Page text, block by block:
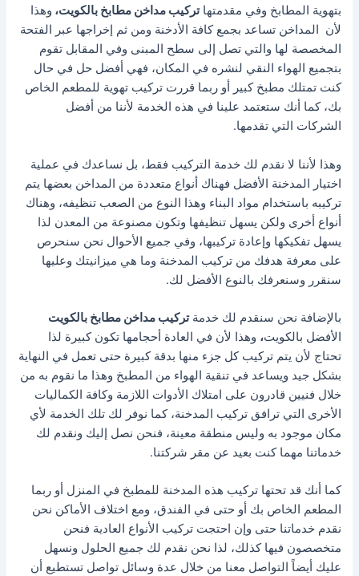
بتهوية المطابخ وفي مقدمتهاتركيب مداخن مطابخ بالكويت، وهذا
لأن المداخن تساعد بجمع كافة الأدخنة ومن ثم إخراجها عبر الفتحة
المخصصة لها والتي تصل إلى سطح المبنى وفي المقابل تقوم
بتجميع الهواء النقي لنشره في المكان، فهي أفضل حل في حال
كنت تمتلك مطبخ كبير أو ربما قررت تركيب تهوية للمطعم الخاص
بك، كما أنك ستعتمد علينا في هذه الخدمة لأننا من أفضل
الشركات التي تقدمها.
وهذا لأننا لا نقدم لك خدمة التركيب فقط، بل نساعدك في عملية
اختيار المدخنة الأفضل فهناك أنواع متعددة من المداخن بعضها يتم
تركيبه باستخدام مواد البناء وهذا النوع من الصعب تنظيفه، وهناك
أنواع أخرى ولكن يسهل تنظيفها وتكون مصنوعة من المعدن لذا
يسهل تفكيكها وإعادة تركيبها، وفي جميع الأحوال نحن سنحرص
على معرفة هدفك من تركيب المدخنة وما هي ميزانيتك وعليها
سنقرر وسنعرفك بالنوع الأفضل لك.
بالإضافة نحن سنقدم لك خدمةتركيب مداخن مطابخ بالكويت
الأفضل بالكويت، وهذا لأن في العادة أحجامها تكون كبيرة لذا
تحتاج لأن يتم تركيب كل جزء منها بدقة كبيرة حتى تعمل في النهاية
بشكل جيد ويساعد في تنقية الهواء من المطبخ وهذا ما نقوم به من
خلال فنيين قادرون على امتلاك الأدوات اللازمة وكافة الكماليات
الأخرى التي ترافق تركيب المدخنة، كما نوفر لك تلك الخدمة لأي
مكان موجود به وليس منطقة معينة، فنحن نصل إليك ونقدم لك
خدماتنا مهما كنت بعيد عن مقر شركتنا.
كما أنك قد تحتها تركيب هذه المدخنة للمطبخ في المنزل أو ربما
المطعم الخاص بك أو حتى في الفندق، ومع اختلاف الأماكن نحن
نقدم خدماتنا حتى وإن احتجت تركيب الأنواع العادية فنحن
متخصصون فيها كذلك، لذا نحن نقدم لك جميع الحلول ونسهل
عليك أيضاً التواصل معنا من خلال عدة وسائل تواصل تستطيع أن